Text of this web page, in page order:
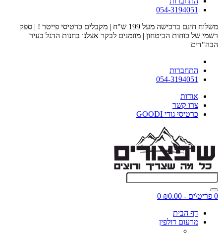
054-3194051
משלוח חינם ברכישה מעל 199 ש"ח | מקבלים כרטיסי פייטר ! | ספק
רשמי של כוחות הביטחון | מוזמנים לבקר אצלנו בחנות הדגל בעיר
הבה"דים
התחברות
054-3194051
אודות
צרו קשר
כרטיסי גודי GOODI
0 פריט\ים - ₪0.00
0
דף הבית
מרעום דולפין